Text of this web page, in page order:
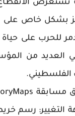
بشكل خاص
للحرب على
في العديد من
الفلسطيني.
التغيير: رسم